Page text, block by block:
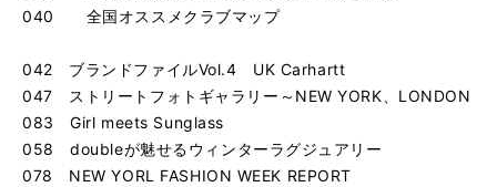
040 全国オススメクラブマップ
042 ブランドファイルVol.4 UK Carhartt
047 ストリートフォトギャラリー～NEW YORK、LONDON
083 Girl meets Sunglass
058 doubleが魅せるウィンターラグジュアリー
078 NEW YORL FASHION WEEK REPORT